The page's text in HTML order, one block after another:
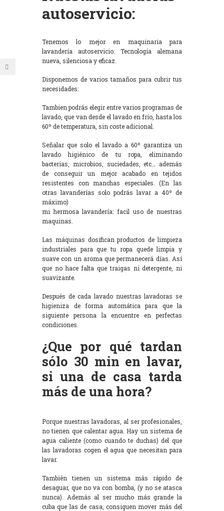
autoservicio:
Tenemos lo mejor en maquinaria para
lavandería autoservicio. Tecnología alemana
nueva, silenciosa y eficaz.
Disponemos de varios tamaños para cubrir tus
necesidades:
Tambien podrás elegir entre varios programas de
lavado, que van desde el lavado en frío, hasta los
60º de temperatura, sin coste adicional.
Señalar que solo el lavado a 60º garantiza un
lavado higiénico de tu ropa, eliminando
bacterias, microbios, suciedades, etc… además
de conseguir un mejor acabado en tejidos
resistentes con manchas especiales. (En las
otras lavanderías solo podrás lavar a 40º de
máximo)
mi hermosa lavandería: facil uso de nuestras
maquinas.
Las máquinas dosifican productos de limpieza
industriales para que tu ropa quede limpia y
suave con un aroma que permanecerá días. Así
que no hace falta que traigas ni detergente, ni
suavizante.
Después de cada lavado nuestras lavadoras se
higieniza de forma automática para que la
siguiente persona la encuentre en perfectas
condiciones.
¿Que por qué tardan
sólo 30 min en lavar,
si una de casa tarda
más de una hora?
Porque nuestras lavadoras, al ser profesionales,
no tienen que calentar agua. Hay un sistema de
agua caliente (como cuando te duchas) del que
las lavadoras cogen el agua que necesitan para
lavar.
También tienen un sistema más rápido de
desaguar, que no va con bomba, (y no se atasca
nunca). Además al ser mucho más grande la
cuba que las de casa, consiguen mover más del